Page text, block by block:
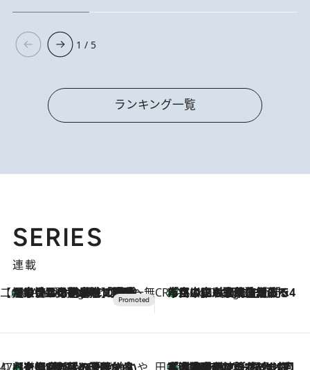
1 / 5
ランキング一覧
SERIES
連載
【CREA×星野リゾート】唯一無二。癒しと発見が待つ場所へ
5 Hours Ago
【トンボの足水浴】ヒノキの香りに包まれて涼感マックス！約13℃の湧水かけ流しを避暑地「星野温泉 トンボの湯」で体験 CREA'S CHOICE
7 Hours Ago
「立川にも歌舞伎があるんだよ」 片岡仁左衛門・市川中車ら豪華座組みで4年目の立川立飛歌舞伎へ